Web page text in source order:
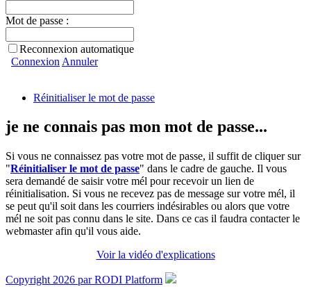
Mot de passe :
Reconnexion automatique
Connexion Annuler
Réinitialiser le mot de passe
je ne connais pas mon mot de passe...
Si vous ne connaissez pas votre mot de passe, il suffit de cliquer sur
"Réinitialiser le mot de passe" dans le cadre de gauche. Il vous
sera demandé de saisir votre mél pour recevoir un lien de
réinitialisation. Si vous ne recevez pas de message sur votre mél, il
se peut qu'il soit dans les courriers indésirables ou alors que votre
mél ne soit pas connu dans le site. Dans ce cas il faudra contacter le
webmaster afin qu'il vous aide.
Voir la vidéo d'explications
Copyright 2026 par RODI Platform